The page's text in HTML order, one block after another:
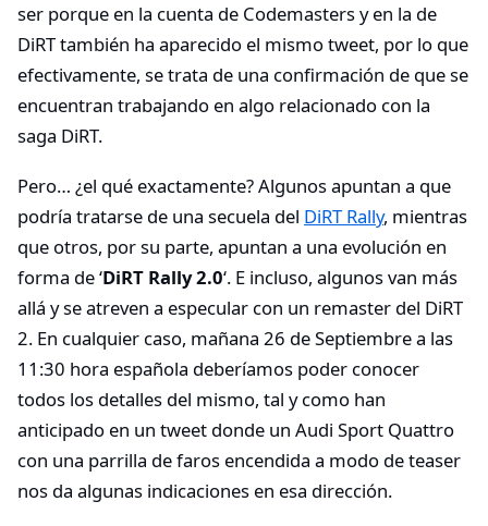
ser porque en la cuenta de Codemasters y en la de
DiRT también ha aparecido el mismo tweet, por lo que
efectivamente, se trata de una confirmación de que se
encuentran trabajando en algo relacionado con la
saga DiRT.
Pero… ¿el qué exactamente? Algunos apuntan a que
podría tratarse de una secuela del DiRT Rally, mientras
que otros, por su parte, apuntan a una evolución en
forma de ‘DiRT Rally 2.0‘. E incluso, algunos van más
allá y se atreven a especular con un remaster del DiRT
2. En cualquier caso, mañana 26 de Septiembre a las
11:30 hora española deberíamos poder conocer
todos los detalles del mismo, tal y como han
anticipado en un tweet donde un Audi Sport Quattro
con una parrilla de faros encendida a modo de teaser
nos da algunas indicaciones en esa dirección.